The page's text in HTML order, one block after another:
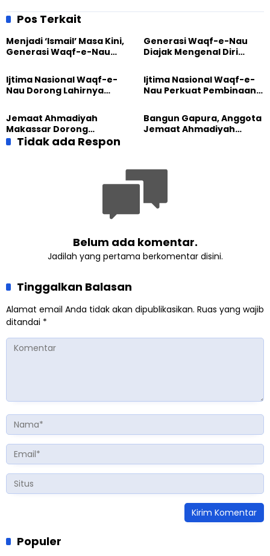
Kampung Kramat
Pos Terkait
Menjadi ‘Ismail’ Masa Kini,
Generasi Waqf-e-Nau
Pengabdian
Generasi Waqf-e-Nau
Diajak Mengenal Diri
Dunia
Ijtima Nasional Waqf-e-
Nau Dorong Lahirnya
Ijtima Nasional Waqf-e-
Nau Perkuat Pembinaan
Jemaat Ahmadiyah
Makassar Dorong
Kesadaran Lingkungan
Lewat Edukasi Ekoteologi
Bangun Gapura, Anggota
Jemaat Ahmadiyah
Tidak ada Respon
Belum ada komentar.
Jadilah yang pertama berkomentar disini.
Tinggalkan Balasan
Alamat email Anda tidak akan dipublikasikan. Ruas yang wajib
ditandai *
Populer